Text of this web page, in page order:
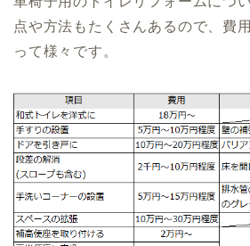
点や方法もたくさんあるので、費
って様々です。